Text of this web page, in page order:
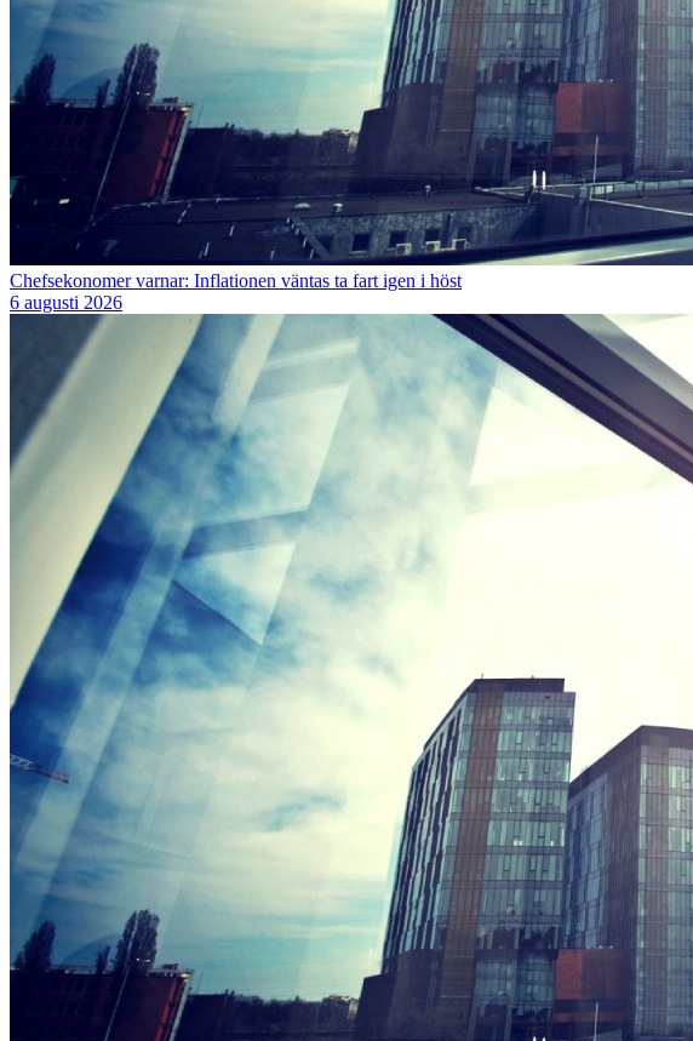
Chefsekonomer varnar: Inflationen väntas ta fart igen i höst
6 augusti 2026